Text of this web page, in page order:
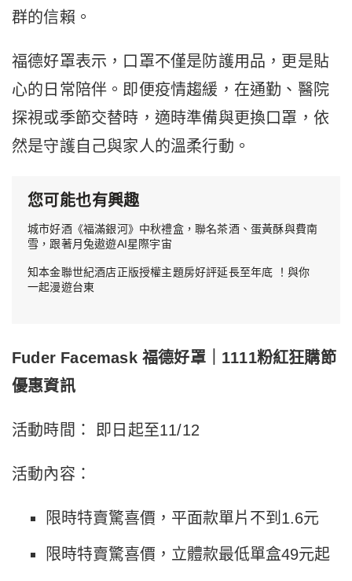
群的信賴。
福德好罩表示，口罩不僅是防護用品，更是貼
心的日常陪伴。即便疫情趨緩，在通勤、醫院
探視或季節交替時，適時準備與更換口罩，依
然是守護自己與家人的溫柔行動。
您可能也有興趣
城市好酒《福滿銀河》中秋禮盒，聯名茶酒、蛋黃酥與費南
雪，跟著月兔遨遊AI星際宇宙
知本金聯世紀酒店正版授權主題房好評延長至年底 ！與你
一起漫遊台東
Fuder Facemask 福德好罩｜1111粉紅狂購節
優惠資訊
活動時間： 即日起至11/12
活動內容：
限時特賣驚喜價，平面款單片不到1.6元
限時特賣驚喜價，立體款最低單盒49元起